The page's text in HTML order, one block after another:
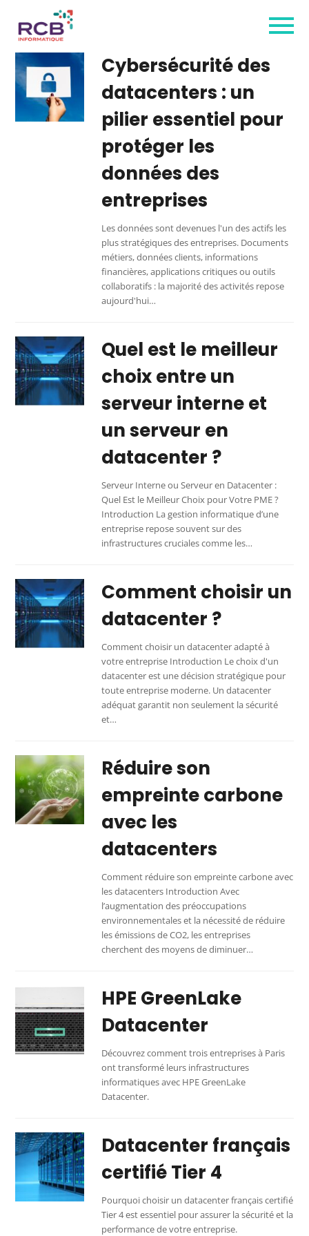
Cybersécurité des
datacenters : un
pilier essentiel pour
protéger les
données des
entreprises
Les données sont devenues l'un des actifs les
plus stratégiques des entreprises. Documents
métiers, données clients, informations
financières, applications critiques ou outils
collaboratifs : la majorité des activités repose
aujourd'hui…
Quel est le meilleur
choix entre un
serveur interne et
un serveur en
datacenter ?
Serveur Interne ou Serveur en Datacenter :
Quel Est le Meilleur Choix pour Votre PME ?
Introduction La gestion informatique d’une
entreprise repose souvent sur des
infrastructures cruciales comme les…
Comment choisir un
datacenter ?
Comment choisir un datacenter adapté à
votre entreprise Introduction Le choix d'un
datacenter est une décision stratégique pour
toute entreprise moderne. Un datacenter
adéquat garantit non seulement la sécurité
et…
Réduire son
empreinte carbone
avec les
datacenters
Comment réduire son empreinte carbone avec
les datacenters Introduction Avec
l’augmentation des préoccupations
environnementales et la nécessité de réduire
les émissions de CO2, les entreprises
cherchent des moyens de diminuer…
HPE GreenLake
Datacenter
Découvrez comment trois entreprises à Paris
ont transformé leurs infrastructures
informatiques avec HPE GreenLake
Datacenter.
Datacenter français
certifié Tier 4
Pourquoi choisir un datacenter français certifié
Tier 4 est essentiel pour assurer la sécurité et la
performance de votre entreprise.